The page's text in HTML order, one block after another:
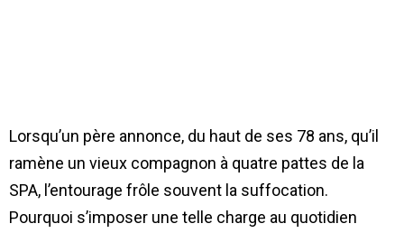
Lorsqu’un père annonce, du haut de ses 78 ans, qu’il
ramène un vieux compagnon à quatre pattes de la
SPA, l’entourage frôle souvent la suffocation.
Pourquoi s’imposer une telle charge au quotidien